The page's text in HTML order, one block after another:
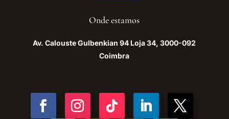
Onde estamos
Av. Calouste Gulbenkian 94 Loja 34, 3000-092
Coimbra